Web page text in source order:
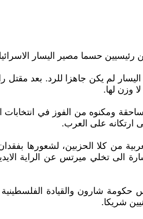
حسما مصير اليسار
ولكن اليسار لم يكن جاهزا
وزن لها.
ارتكانه على العرب.
من كلا الحزبين، لشعورها
مسؤولية حكومته عن قتل 13 مواطنا عربيا، كان
يضع برنامج ميرتس حكومة شارون والقيادة
شريكا.